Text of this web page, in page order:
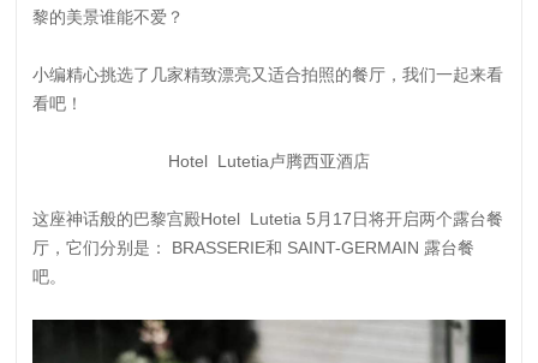
黎的美景谁能不爱？
小编精心挑选了几家精致漂亮又适合拍照的餐厅，我们一起来看
看吧！
Hotel Lutetia卢腾西亚酒店
这座神话般的巴黎宫殿Hotel Lutetia 5月17日将开启两个露台餐
厅，它们分别是： BRASSERIE和 SAINT-GERMAIN 露台餐
吧。